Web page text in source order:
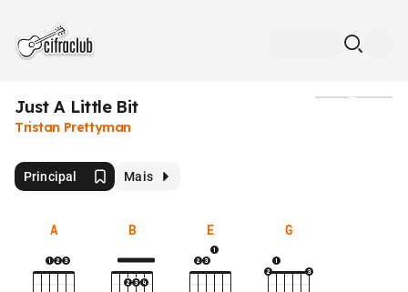
Just A Little Bit
Tristan Prettyman
Principal Mais
A B E G